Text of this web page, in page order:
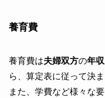
養育費
養育費は夫婦双方の年収
ら、算定表に従って決ま
また、学費など様々な